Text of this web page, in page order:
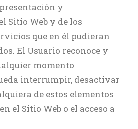
y
Sitio Web y de los
que en él pudieran
El Usuario reconoce y
momento
interrumpir, desactivar
de estos elementos
el Sitio Web o el acceso a